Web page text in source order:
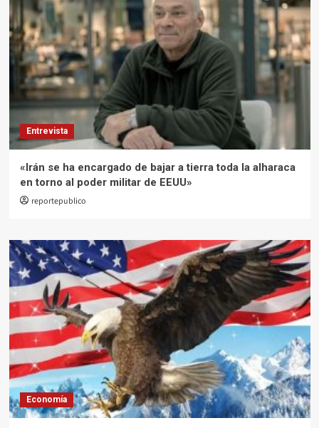
Entrevista
«Irán se ha encargado de bajar a tierra toda la alharaca
en torno al poder militar de EEUU»
reportepublico
Economía